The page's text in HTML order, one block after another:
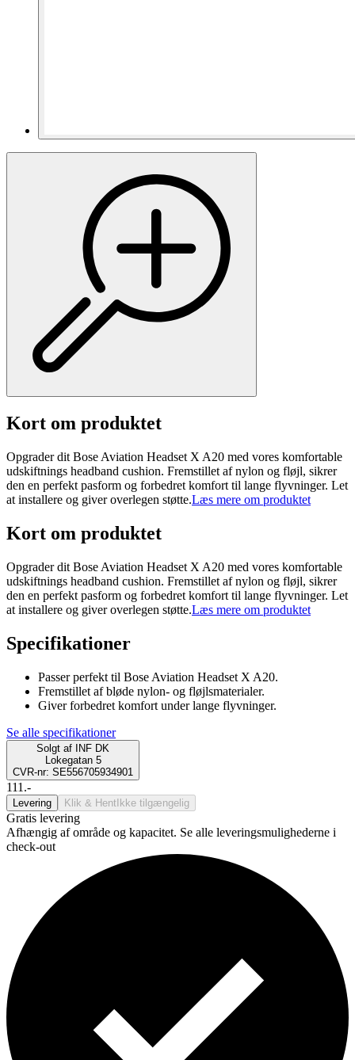
Kort om produktet
Opgrader dit Bose Aviation Headset X A20 med vores komfortable
udskiftnings headband cushion. Fremstillet af nylon og fløjl, sikrer
den en perfekt pasform og forbedret komfort til lange flyvninger. Let
at installere og giver overlegen støtte.Læs mere om produktet
Kort om produktet
Opgrader dit Bose Aviation Headset X A20 med vores komfortable
udskiftnings headband cushion. Fremstillet af nylon og fløjl, sikrer
den en perfekt pasform og forbedret komfort til lange flyvninger. Let
at installere og giver overlegen støtte.Læs mere om produktet
Specifikationer
Passer perfekt til Bose Aviation Headset X A20.
Fremstillet af bløde nylon- og fløjlsmaterialer.
Giver forbedret komfort under lange flyvninger.
Se alle specifikationer
Solgt af
INF DK
Lokegatan 5
CVR-nr: SE556705934901
111.-
Levering Klik & Hent Ikke tilgængelig
Gratis levering
Afhængig af område og kapacitet. Se alle leveringsmulighederne i
check-out